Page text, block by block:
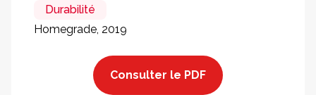
Durabilité
Homegrade, 2019
Consulter le PDF